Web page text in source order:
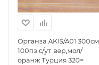
Органза AKIS/A01 300см
100пэ с/ут. вер,мол/
оранж Турция 320=